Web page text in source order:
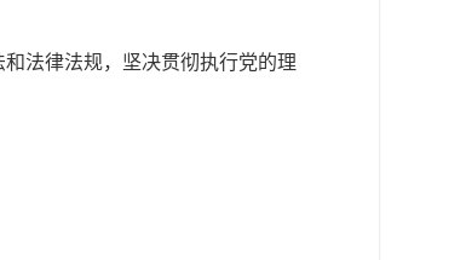
法律法规，坚决贯彻执行党的理